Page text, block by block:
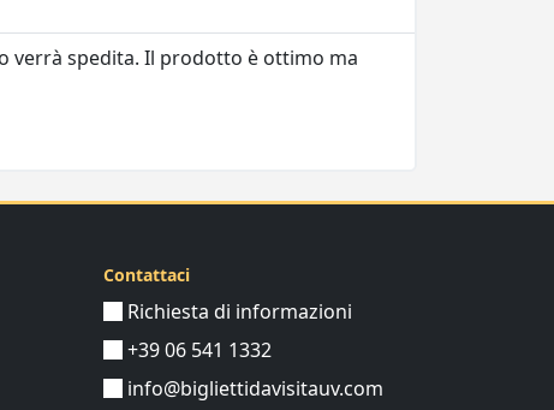
verrà spedita. Il prodotto è ottimo ma
Contattaci
Richiesta di informazioni
+39 06 541 1332
info@bigliettidavisitauv.com